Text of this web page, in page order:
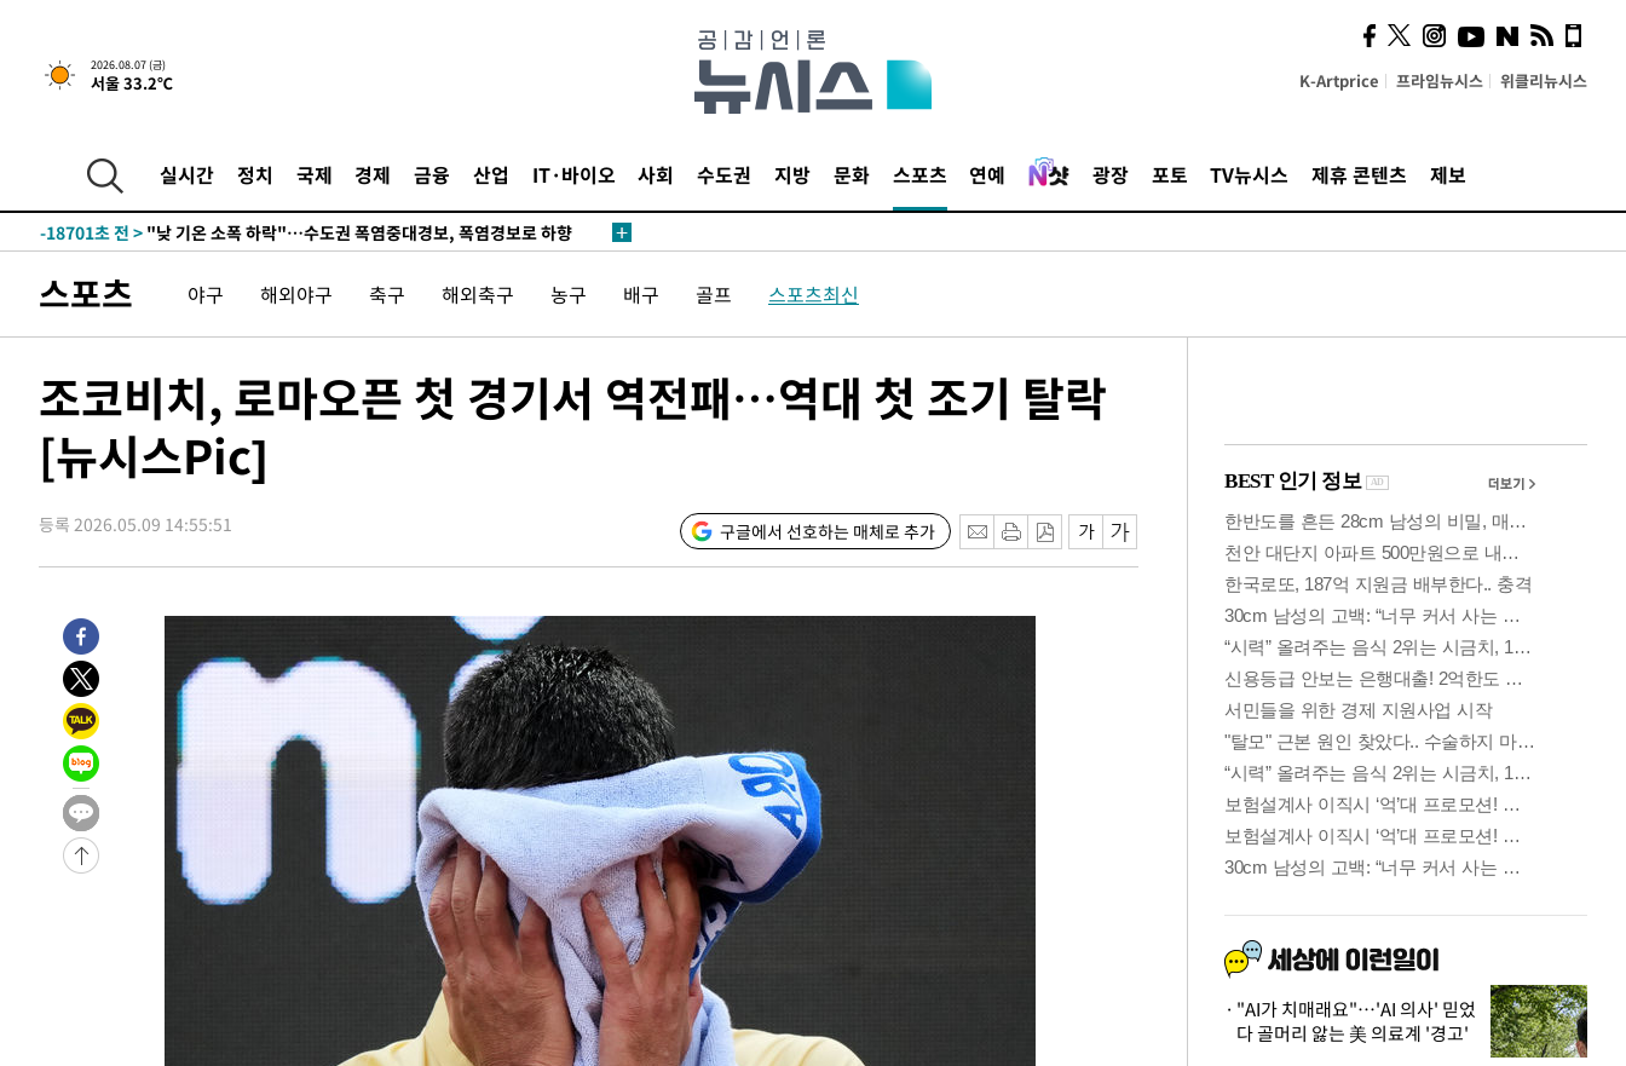
2026.08.07 (금)
서울 33.2℃ K-Artprice 프라임뉴시스 위클리뉴시스
실시간 정치 국제 경제 금융 산업 IT·바이오 사회 수도권 지방 문화 스포츠 연예 광장 포토 TV뉴시스 제휴 콘텐츠 제보
46분 전 >[속보] 7월 중국 수출 23.9%↑ 수입 27.5%↑…무역총액 25.3%↑
-28048초 전 >
[속보]이 대통령 "부동산 공급 기존 사고방식 매달리지 말고 과감히
-27133초 전 >
운드는 임시"
-18701초 전 > "낮 기온 소폭 하락"…수도권 폭염중대경보, 폭염경보로 하향
선포
-18628초 전 >
[단독]중수청 지원 검사들, 정원 초과 시 낮은 계급 임용…희망지 못
-16599초 전 >낮 최고 37도 찜통더위…곳곳 소나기·강원 많은 비[내일날씨]
응"
-11761초 전 > 여자배구 이재영·이다영 자매, 아제르바이잔 투란VC 입단
-11014초 전 >
외국인 심판 성 접대 7경기 들여다보니…한국 축구 '5승 2무'
-10748초 전 >[속보]코스닥, 2.86포인트(0.36%) 내린 798.81마감
-10681초 전 >[속보]원·달러 환율, 7.7원 내린 1416.1원 마감
-10570초 전 >[속보] 노원서 40.1도 관측…서울, 2018년 이후 첫 40도
-6533초 전 >
외신들도 주목한 韓축구 파문…"국민적 공분에 수사 재개"
-6504초 전 >
11시간 압수수색에 성접대 파문까지…'쑥대밭' 된 축구협회
-5526초 전 >
[속보]규제합리화위원회 부위원장에 김태유 서울대 공대 교수…이병
태 후임
-1884초 전 >
[속보]국힘 윤리위, '돌려차기 발언' 진종오·서범수 징계 절차 개시
46분 전 >
[속보] 7월 중국 수출 23.9%↑ 수입 27.5%↑…무역총액 25.3%↑
-32185초 전 >
[속보] 미 사업체, 일자리 7월에 2.3만 개 줄어…실업률은 4.1%로
-28048초 전 >
[속보]이 대통령 "부동산 공급 기존 사고방식 매달리지 말고 과감히
실천"
-27133초 전 >
이란, "오만과 '중앙 단일 루트' 합의…북쪽 인바운드·남쪽 아웃바
"낮 기온 소폭 하락"…수도권 폭염중대경보, 폭염경보로 하향
[속보]이 대통령, '호우피해' 안동·의성 관할 4개 면 특별재난지역
[단독]중수청 지원 검사들, 정원 초과 시 낮은 계급 임용…희망지 못
낮 최고 37도 찜통더위…곳곳 소나기·강원 많은 비[내일날씨]
SK하이닉스, 용인·청주 팹에 54조 투자…"AI 메모리 수요 선제 대
스포츠 야구 해외야구 축구 해외축구 농구 배구 골프 스포츠최신
조코비치, 로마오픈 첫 경기서 역전패…역대 첫 조기 탈락
[뉴시스Pic]
등록 2026.05.09 14:55:51 구글에서 선호하는 매체로 추가
시, 스마트폰 액세서리에
NFC 더했다
"AI가 치매래요"…'AI 의사' 믿었
다 골머리 앓는 美 의료계 '경고'